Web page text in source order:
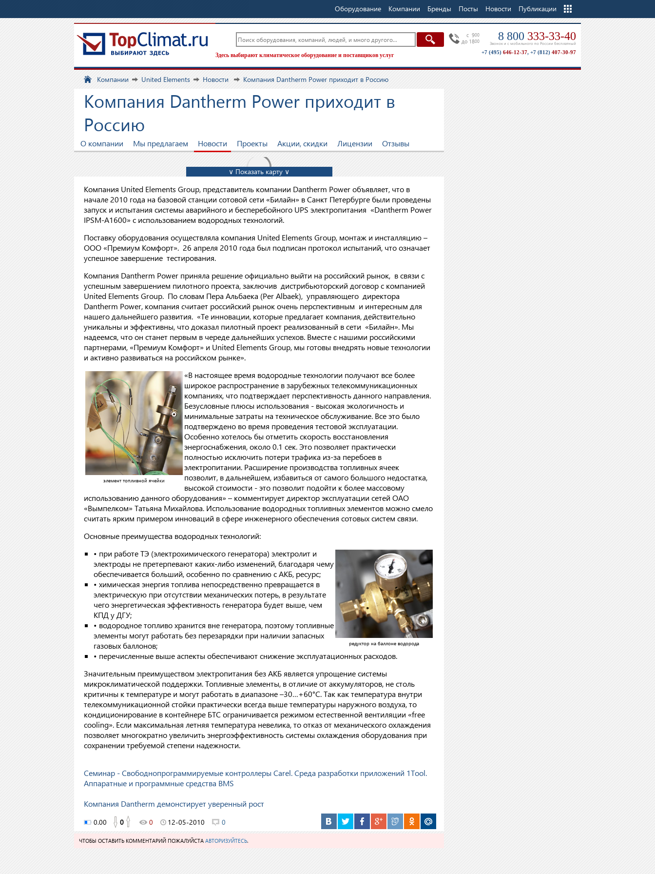
Оборудование Компании Бренды Посты Новости Публикации
Еще
c 900
до 1800 8 800 333-33-40
Звонок и с мобильного по России бесплатный
+7 (495) 646-12-37, +7 (812) 407-30-97
Здесь выбирают климатическое оборудование и поставщиков услуг
Компании United Elements Новости Компания Dantherm Power приходит в Россию
Компания Dantherm Power приходит в
Россию
О компании Мы предлагаем Новости Проекты Акции, скидки Лицензии Отзывы
∨ Показать карту ∨
Компания United Elements Group, представитель компании Dantherm Power объявляет, что в
начале 2010 года на базовой станции сотовой сети «Билайн» в Санкт Петербурге были проведены
запуск и испытания системы аварийного и бесперебойного UPS электропитания «Dantherm Power
IPSM-A1600» с использованием водородных технологий.
Поставку оборудования осуществляла компания United Elements Group, монтаж и инсталляцию –
ООО «Премиум Комфорт». 26 апреля 2010 года был подписан протокол испытаний, что означает
успешное завершение тестирования.
Компания Dantherm Power приняла решение официально выйти на российский рынок, в связи с
успешным завершением пилотного проекта, заключив дистрибьюторский договор с компанией
United Elements Group. По словам Пера Альбаека (Per Albaek), управляющего директора
Dantherm Power, компания считает российский рынок очень перспективным и интересным для
нашего дальнейшего развития. «Те инновации, которые предлагает компания, действительно
уникальны и эффективны, что доказал пилотный проект реализованный в сети «Билайн». Мы
надеемся, что он станет первым в череде дальнейших успехов. Вместе с нашими российскими
партнерами, «Премиум Комфорт» и United Elements Group, мы готовы внедрять новые технологии
и активно развиваться на российском рынке».
элемент топливной ячейки
«В настоящее время водородные технологии получают все более
широкое распространение в зарубежных телекоммуникационных
компаниях, что подтверждает перспективность данного направления.
Безусловные плюсы использования - высокая экологичность и
минимальные затраты на техническое обслуживание. Все это было
подтверждено во время проведения тестовой эксплуатации.
Особенно хотелось бы отметить скорость восстановления
энергоснабжения, около 0.1 сек. Это позволяет практически
полностью исключить потери трафика из-за перебоев в
электропитании. Расширение производства топливных ячеек
позволит, в дальнейшем, избавиться от самого большого недостатка,
высокой стоимости - это позволит подойти к более массовому
использованию данного оборудования» – комментирует директор эксплуатации сетей ОАО
«Вымпелком» Татьяна Михайлова. Использование водородных топливных элементов можно смело
считать ярким примером инноваций в сфере инженерного обеспечения сотовых систем связи.
Основные преимущества водородных технологий:
редуктор на баллоне водорода
• при работе ТЭ (электрохимического генератора) электролит и
электроды не претерпевают каких-либо изменений, благодаря чему
обеспечивается больший, особенно по сравнению с АКБ, ресурс;
• химическая энергия топлива непосредственно превращается в
электрическую при отсутствии механических потерь, в результате
чего энергетическая эффективность генератора будет выше, чем
КПД у ДГУ;
• водородное топливо хранится вне генератора, поэтому топливные
элементы могут работать без перезарядки при наличии запасных
газовых баллонов;
• перечисленные выше аспекты обеспечивают снижение эксплуатационных расходов.
Значительным преимуществом электропитания без АКБ является упрощение системы
микроклиматической поддержки. Топливные элементы, в отличие от аккумуляторов, не столь
критичны к температуре и могут работать в диапазоне –30…+60°С. Так как температура внутри
телекоммуникационной стойки практически всегда выше температуры наружного воздуха, то
кондиционирование в контейнере БТС ограничивается режимом естественной вентиляции «free
cooling». Если максимальная летняя температура невелика, то отказ от механического охлаждения
позволяет многократно увеличить энергоэффективность системы охлаждения оборудования при
сохранении требуемой степени надежности.
Семинар - Свободнопрограммируемые контроллеры Carel. Среда разработки приложений 1Tool.
Аппаратные и программные средства BMS
Компания Dantherm демонстирует уверенный рост
0.00 0 0 12-05-2010 0
ЧТОБЫ ОСТАВИТЬ КОММЕНТАРИЙ ПОЖАЛУЙСТА АВТОРИЗУЙТЕСЬ.